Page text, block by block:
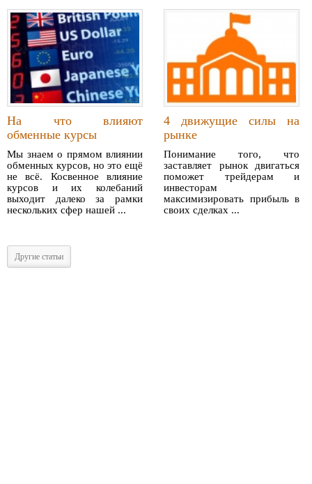
На что влияют
обменные курсы
Мы знаем о прямом влиянии
обменных курсов, но это ещё
не всё. Косвенное влияние
курсов и их колебаний
выходит далеко за рамки
нескольких сфер нашей ...
4 движущие силы на
рынке
Понимание того, что
заставляет рынок двигаться
поможет трейдерам и
инвесторам
максимизировать прибыль в
своих сделках ...
Другие статьи